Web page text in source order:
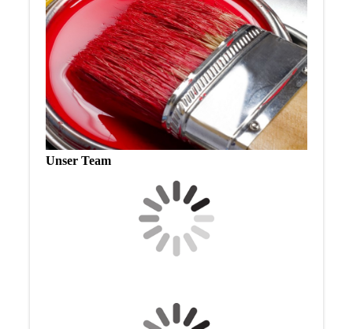
Unser Team